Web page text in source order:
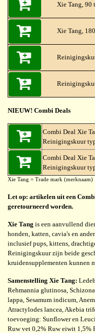
Xie Tang, 90
Xie Tang,
NIEUW! Combi Deals
Combi Deal Xie
Reinigingskuur
Combi Deal Xie
Reinigingskuur
Xie Tang = Trade mark (merknaam)
Let op: artikelen uit een
geretourneerd worden.
Xie Tang is een aanvullend
honden, katten, cavia's en
inclusief pups, kittens,
Reinigingskuur zijn beide
kruidensupplementen kunnen
Samenstelling Xie Tang:
Rehmannia glutinosa,
lappa, Sesamum indicum,
Atractylodes lancea, Akebia
toevoeging: Sunflower en
Ruw vet 0,2% Ruw eiwit 1,5%